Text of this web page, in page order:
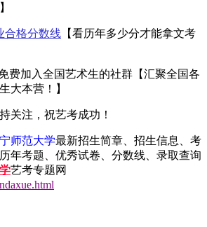
合格分数线 【看历年多少分才能拿文考
费加入全国艺术生的社群【汇聚全国各
大本营！】
关注，祝艺考成功！
师范大学最新招生简章、招生信息、考
年考题、优秀试卷、分数线、录取查询
艺考专题网